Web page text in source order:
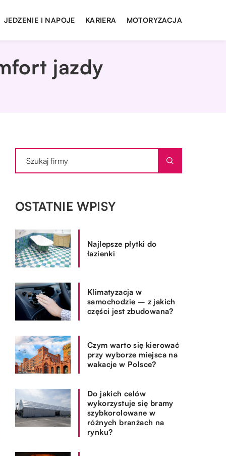
JEDZENIE I NAPOJE KARIERA MOTORYZACJA
jazdy
OSTATNIE WPISY
Najlepsze płytki do
łazienki
Klimatyzacja w
samochodzie – z jakich
części jest zbudowana?
Czym warto się kierować
przy wyborze miejsca na
wakacje w Polsce?
Do jakich celów
wykorzystuje się bramy
szybkorolowane w
różnych branżach na
rynku?